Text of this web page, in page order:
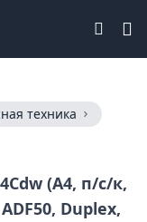
техника
(А4, п/с/к,
Duplex,